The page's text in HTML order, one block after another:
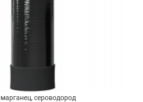
сероводород